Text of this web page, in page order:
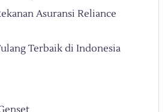
Asuransi Reliance
Terbaik di Indonesia